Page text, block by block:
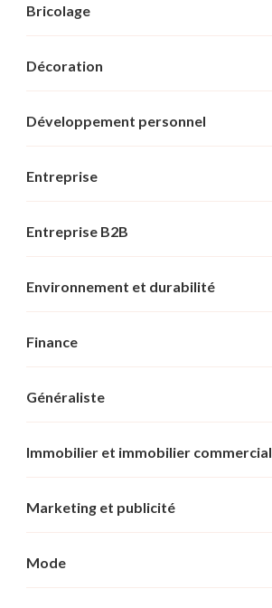
Bricolage
Décoration
Développement personnel
Entreprise
Entreprise B2B
Environnement et durabilité
Finance
Généraliste
Immobilier et immobilier commercial
Marketing et publicité
Mode